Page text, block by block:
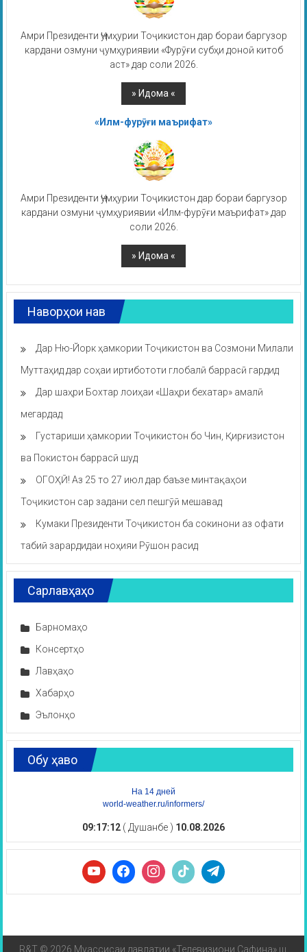
Амри Президенти Ҷумҳурии Тоҷикистон дар бораи баргузор
кардани озмуни ҷумҳуриявии «Фурӯғи субҳи доноӣ китоб
аст» дар соли 2026.
«Илм-фурӯғи маърифат»
Амри Президенти Ҷумҳурии Тоҷикистон дар бораи баргузор
кардани озмуни ҷумҳуриявии «Илм-фурӯғи маърифат» дар
соли 2026.
Наворҳои нав
Дар Ню-Йорк ҳамкории Тоҷикистон ва Созмони Милали
Муттаҳид дар соҳаи иртибототи глобалӣ баррасӣ гардид
Дар шаҳри Бохтар лоиҳаи «Шаҳри бехатар» амалӣ
мегардад
Густариши ҳамкории Тоҷикистон бо Чин, Қирғизистон
ва Покистон баррасӣ шуд
ОГОҲӢ! Аз 25 то 27 июл дар баъзе минтақаҳои
Тоҷикистон сар задани сел пешгӯӣ мешавад
Кумаки Президенти Тоҷикистон ба сокинони аз офати
табиӣ зарардидаи ноҳияи Рӯшон расид
Сарлавҳаҳо
Барномаҳо
Консертҳо
Лавҳаҳо
Хабарҳо
Эълонҳо
Обу ҳаво
На 14 дней
world-weather.ru/informers/
09:17:12 ( Душанбе ) 10.08.2026
R&T © 2026 Муассисаи давлатии «Телевизиони Сафина» ш.